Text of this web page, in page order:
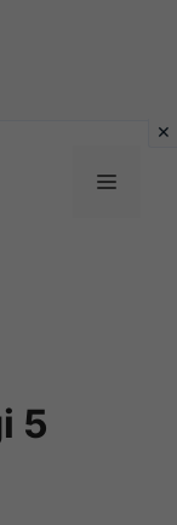
MENU
5